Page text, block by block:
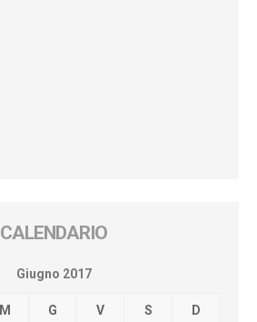
CALENDARIO
Giugno 2017
M G V S D